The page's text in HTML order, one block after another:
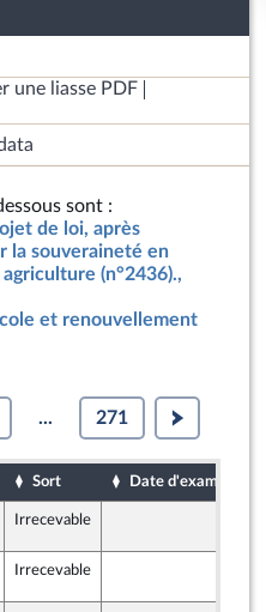
une liasse PDF
sont :
de loi, après
la souveraineté en
(n°2436).,
et renouvellement
... 271
Sort Date d'examen
Irrecevable
Irrecevable